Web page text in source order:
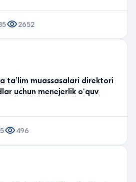
2652
taʼlim muassasalari direktori
uchun menejerlik oʻquv
496